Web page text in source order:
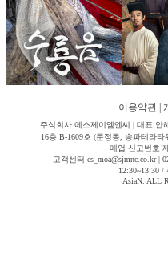
이용약관
주식회사 에스제이엠엔씨 | 대표 안
16층 B-1609호 (문정동, 송파테라
매업 신고번호
고객센터 cs_moa@sjmnc.co.kr |
12:30~13:30
AsiaN. ALL